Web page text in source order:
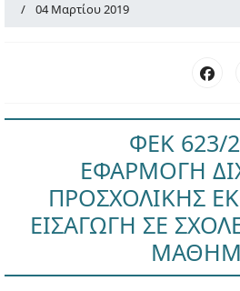
04 Μαρτίου 2019
ΦΕΚ 623/
ΕΦΑΡΜΟΓΗ
ΠΡΟΣΧΟΛΙΚΗΣ
ΕΙΣΑΓΩΓΗ ΣΕ